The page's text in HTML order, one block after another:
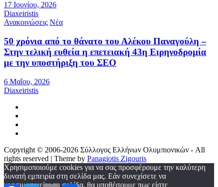
17 Ιουνίου, 2026
Diaxeiristis
Ανακοινώσεις Νέα
50 χρόνια από το θάνατο του Αλέκου Παναγούλη –
Στην τελική ευθεία η επετειακή 43η Ειρηνοδρομία
με την υποστήριξη του ΣΕΟ
6 Μαΐου, 2026
Diaxeiristis
Copyright © 2006-2026 Σύλλογος Ελλήνων Ολυμπιονικών - All
rights reserved | Theme by Panagiotis Zigouris
Χρησιμοποιούμε cookies για να σας προσφέρουμε την καλύτερη
δυνατή εμπειρία στη σελίδα μας. Εάν συνεχίσετε να
χρησιμοποιείτε τη σελίδα, θα υποθέσουμε πως είστε